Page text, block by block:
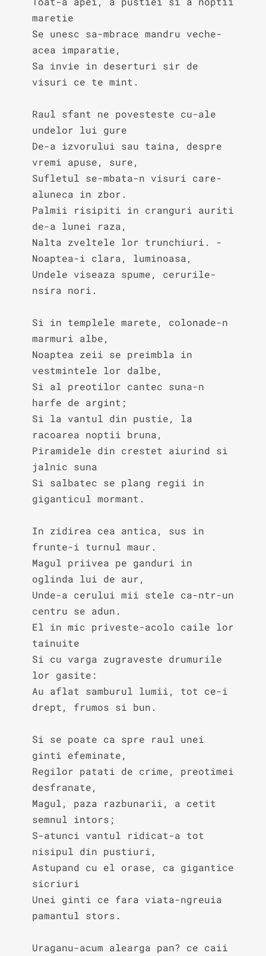
maretie
Se unesc sa-mbrace mandru veche-
acea imparatie,
Sa invie in deserturi sir de
visuri ce te mint.
Raul sfant ne povesteste cu-ale
undelor lui gure
De-a izvorului sau taina, despre
vremi apuse, sure,
Sufletul se-mbata-n visuri care-
aluneca in zbor.
Palmii risipiti in cranguri auriti
de-a lunei raza,
Nalta zveltele lor trunchiuri. -
Noaptea-i clara, luminoasa,
Undele viseaza spume, cerurile-
nsira nori.
Si in templele marete, colonade-n
marmuri albe,
Noaptea zeii se preimbla in
vestmintele lor dalbe,
Si al preotilor cantec suna-n
harfe de argint;
Si la vantul din pustie, la
racoarea noptii bruna,
Piramidele din crestet aiurind si
jalnic suna
Si salbatec se plang regii in
giganticul mormant.
In zidirea cea antica, sus in
frunte-i turnul maur.
Magul priivea pe ganduri in
oglinda lui de aur,
Unde-a cerului mii stele ca-ntr-un
centru se adun.
El in mic priveste-acolo caile lor
tainuite
Si cu varga zugraveste drumurile
lor gasite:
Au aflat samburul lumii, tot ce-i
drept, frumos si bun.
Si se poate ca spre raul unei
ginti efeminate,
Regilor patati de crime, preotimei
desfranate,
Magul, paza razbunarii, a cetit
semnul intors;
S-atunci vantul ridicat-a tot
nisipul din pustiuri,
Astupand cu el orase, ca gigantice
sicriuri
Unei ginti ce fara viata-ngreuia
pamantul stors.
Uraganu-acum alearga pan? ce caii